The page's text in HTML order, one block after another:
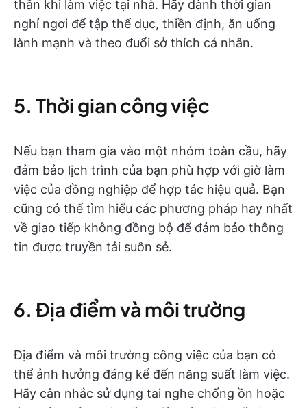
thần khi làm việc tại nhà. Hãy dành thời gian
nghỉ ngơi để tập thể dục, thiền định, ăn uống
lành mạnh và theo đuổi sở thích cá nhân.
5. Thời gian công việc
Nếu bạn tham gia vào một nhóm toàn cầu, hãy
đảm bảo lịch trình của bạn phù hợp với giờ làm
việc của đồng nghiệp để hợp tác hiệu quả. Bạn
cũng có thể tìm hiểu các phương pháp hay nhất
về giao tiếp không đồng bộ để đảm bảo thông
tin được truyền tải suôn sẻ.
6. Địa điểm và môi trường
Địa điểm và môi trường công việc của bạn có
thể ảnh hưởng đáng kể đến năng suất làm việc.
Hãy cân nhắc sử dụng tai nghe chống ồn hoặc